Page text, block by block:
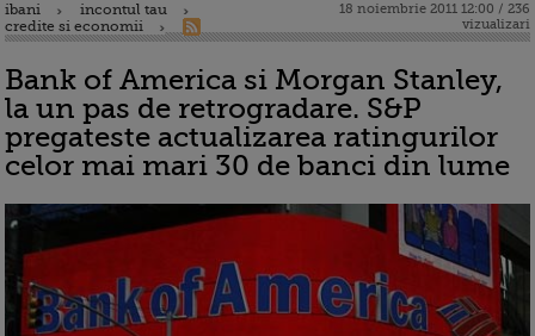
ibani
incontul tau
credite si economii
18 noiembrie 2011 12:00 / 236
vizualizari
Bank of America si Morgan Stanley,
la un pas de retrogradare. S&P
pregateste actualizarea ratingurilor
celor mai mari 30 de banci din lume